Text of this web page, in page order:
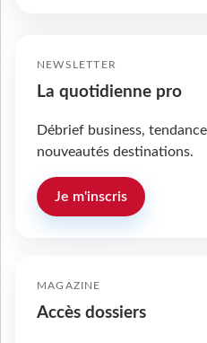
NEWSLETTER
La quotidienne pro
Débrief business,
nouveautés destinations.
Je m'inscris
MAGAZINE
Accès dossiers